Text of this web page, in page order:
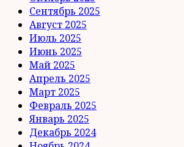
Сентябрь 2025
Август 2025
Июль 2025
Июнь 2025
Май 2025
Апрель 2025
Март 2025
Февраль 2025
Январь 2025
Декабрь 2024